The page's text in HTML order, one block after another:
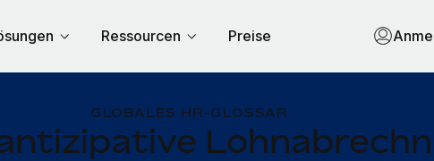
Ressourcen Preise
GLOBALES HR-GLOSSAR